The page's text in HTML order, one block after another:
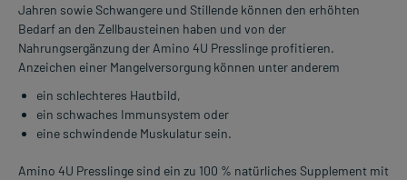
Jahren sowie Schwangere und Stillende können den erhöhten
Bedarf an den Zellbausteinen haben und von der
Nahrungsergänzung der Amino 4U Presslinge profitieren.
Anzeichen einer Mangelversorgung können unter anderem
ein schlechteres Hautbild,
ein schwaches Immunsystem oder
eine schwindende Muskulatur sein.
Amino 4U Presslinge sind ein zu 100 % natürliches Supplement mit